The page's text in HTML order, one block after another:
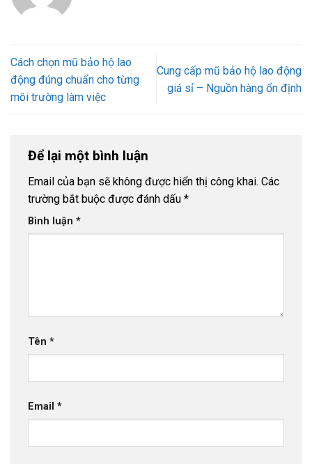
Cách chọn mũ bảo hộ lao
động đúng chuẩn cho từng
môi trường làm việc
Cung cấp mũ bảo hộ lao động
giá sỉ – Nguồn hàng ổn định
Để lại một bình luận
Email của bạn sẽ không được hiển thị công khai. Các
trường bắt buộc được đánh dấu *
Bình luận *
Tên *
Email *